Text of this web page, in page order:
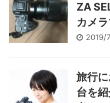
ZA
カメ
2019/
旅行
台を